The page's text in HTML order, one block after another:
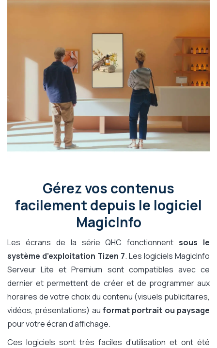
Gérez vos contenus
facilement depuis le logiciel
MagicInfo
Les écrans de la série QHC fonctionnentsous le
système d’exploitation Tizen 7. Les logiciels MagicInfo
Serveur Lite et Premium sont compatibles avec ce
dernier et permettent de créer et de programmer aux
horaires de votre choix du contenu (visuels publicitaires,
vidéos, présentations) au format portrait ou paysage
pour votre écran d’affichage.
Ces logiciels sont très faciles d'utilisation et ont été